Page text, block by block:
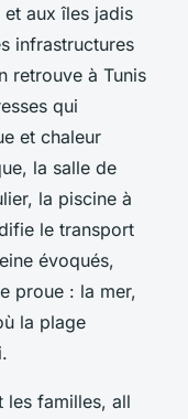
aux îles jadis
infrastructures
retrouve à Tunis
qui
et chaleur
la salle de
la piscine à
le transport
évoqués,
proue : la mer,
la plage
les familles, all